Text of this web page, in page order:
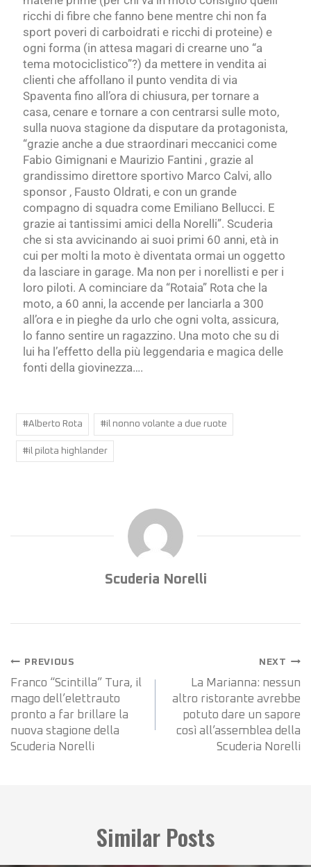
ricchi di fibre che fanno bene mentre chi non fa
sport poveri di carboidrati e ricchi di proteine) e
ogni forma (in attesa magari di crearne uno “a
tema motociclistico”?) da mettere in vendita ai
clienti che affollano il punto vendita di via
Spaventa fino all’ora di chiusura, per tornare a
casa, cenare e tornare a con centrarsi sulle moto,
sulla nuova stagione da disputare da protagonista,
“grazie anche a due straordinari meccanici come
Fabio Gimignani e Maurizio Fantini , grazie al
grandissimo direttore sportivo Marco Calvi, allo
sponsor , Fausto Oldrati, e con un grande
compagno di squadra come Emiliano Bellucci. E
grazie ai tantissimi amici della Norelli”. Scuderia
che si sta avvicinando ai suoi primi 60 anni, età in
cui per molti la moto è diventata ormai un oggetto
da lasciare in garage. Ma non per i norellisti e per i
loro piloti. A cominciare da “Rotaia” Rota che la
moto, a 60 anni, la accende per lanciarla a 300
all’ora e in pieghe da urlo che ogni volta, assicura,
lo fanno sentire un ragazzino. Una moto che su di
lui ha l’effetto della più leggendaria e magica delle
fonti della giovinezza….
#Alberto Rota #il nonno volante a due ruote
#il pilota highlander
Scuderia Norelli
PREVIOUS
Franco “Scintilla” Tura, il
mago dell’elettrauto
pronto a far brillare la
nuova stagione della
Scuderia Norelli
NEXT
La Marianna: nessun
altro ristorante avrebbe
potuto dare un sapore
così all’assemblea della
Scuderia Norelli
Similar Posts